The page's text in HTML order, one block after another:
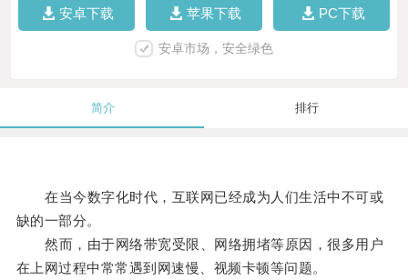
安卓下载 苹果下载 PC下载
安卓市场，安全绿色
简介 排行
在当今数字化时代，互联网已经成为人们生活中不可或
缺的一部分。
然而，由于网络带宽受限、网络拥堵等原因，很多用户
在上网过程中常常遇到网速慢、视频卡顿等问题。